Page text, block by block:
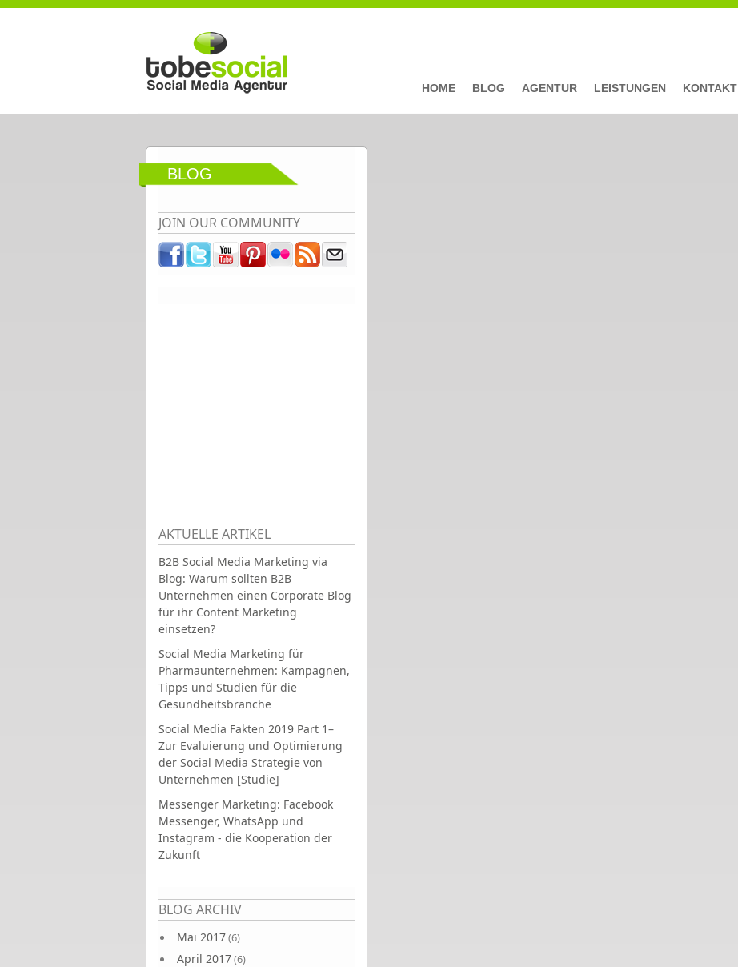
Direkt zum Inhalt
HOME BLOG AGENTUR LEISTUNGEN KONTAKT
BLOG
JOIN OUR COMMUNITY
AKTUELLE ARTIKEL
B2B Social Media Marketing via
Blog: Warum sollten B2B
Unternehmen einen Corporate Blog
für ihr Content Marketing
einsetzen?
Social Media Marketing für
Pharmaunternehmen: Kampagnen,
Tipps und Studien für die
Gesundheitsbranche
Social Media Fakten 2019 Part 1–
Zur Evaluierung und Optimierung
der Social Media Strategie von
Unternehmen [Studie]
Messenger Marketing: Facebook
Messenger, WhatsApp und
Instagram - die Kooperation der
Zukunft
BLOG ARCHIV
Mai 2017(6)
April 2017(6)
Seiten